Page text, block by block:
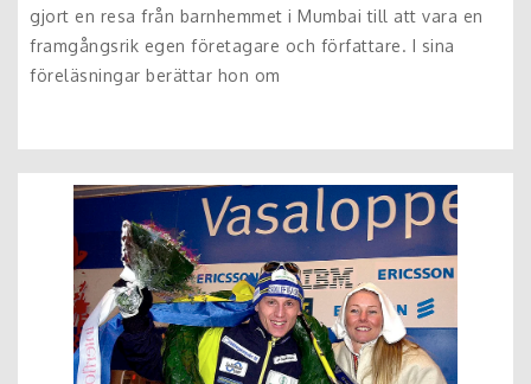
gjort en resa från barnhemmet i Mumbai till att vara en
framgångsrik egen företagare och författare. I sina
föreläsningar berättar hon om